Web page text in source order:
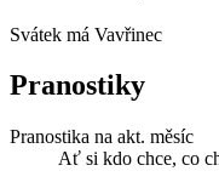
Svátek má Vavřinec
Pranostiky
Pranostika na akt. měsíc
Ať si kdo chce, co